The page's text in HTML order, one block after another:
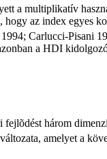
a multiplikatív
az index egyes
Carlucci-Pisani
a HDI
három
amelyet a